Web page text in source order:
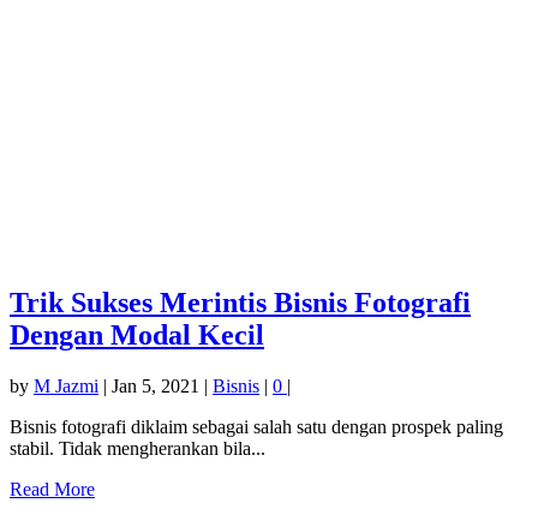
Trik Sukses Merintis Bisnis Fotografi
Dengan Modal Kecil
by M Jazmi | Jan 5, 2021 | Bisnis | 0 |
Bisnis fotografi diklaim sebagai salah satu dengan prospek paling
stabil. Tidak mengherankan bila...
Read More